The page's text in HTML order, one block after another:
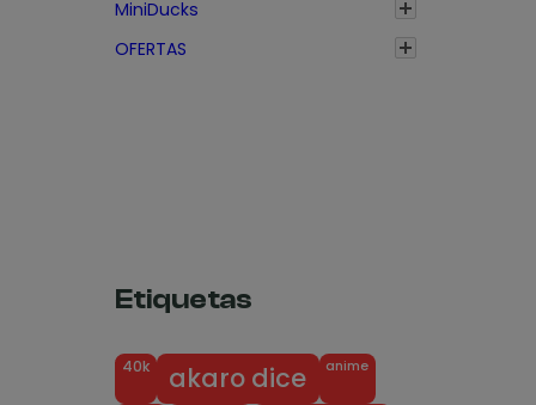
MiniDucks
OFERTAS
Etiquetas
40k akaro dice anime